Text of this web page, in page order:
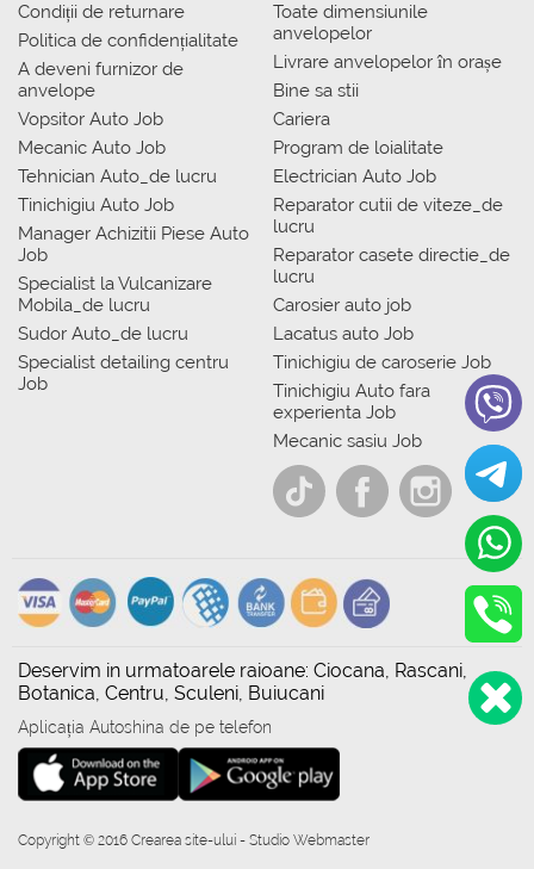
Condiții de returnare
Politica de confidențialitate
A deveni furnizor de
anvelope
Vopsitor Auto Job
Mecanic Auto Job
Tehnician Auto_de lucru
Tinichigiu Auto Job
Manager Achizitii Piese Auto
Job
Specialist la Vulcanizare
Mobila_de lucru
Sudor Auto_de lucru
Specialist detailing centru
Job
Toate dimensiunile
anvelopelor
Livrare anvelopelor în orașe
Bine sa stii
Cariera
Program de loialitate
Electrician Auto Job
Reparator cutii de viteze_de
lucru
Reparator casete directie_de
lucru
Carosier auto job
Lacatus auto Job
Tinichigiu de caroserie Job
Tinichigiu Auto fara
experienta Job
Mecanic sasiu Job
Deservim in urmatoarele raioane: Ciocana, Rascani,
Botanica, Centru, Sculeni, Buiucani
Aplicația Autoshina de pe telefon
Copyright © 2016 Crearea site-ului - Studio Webmaster